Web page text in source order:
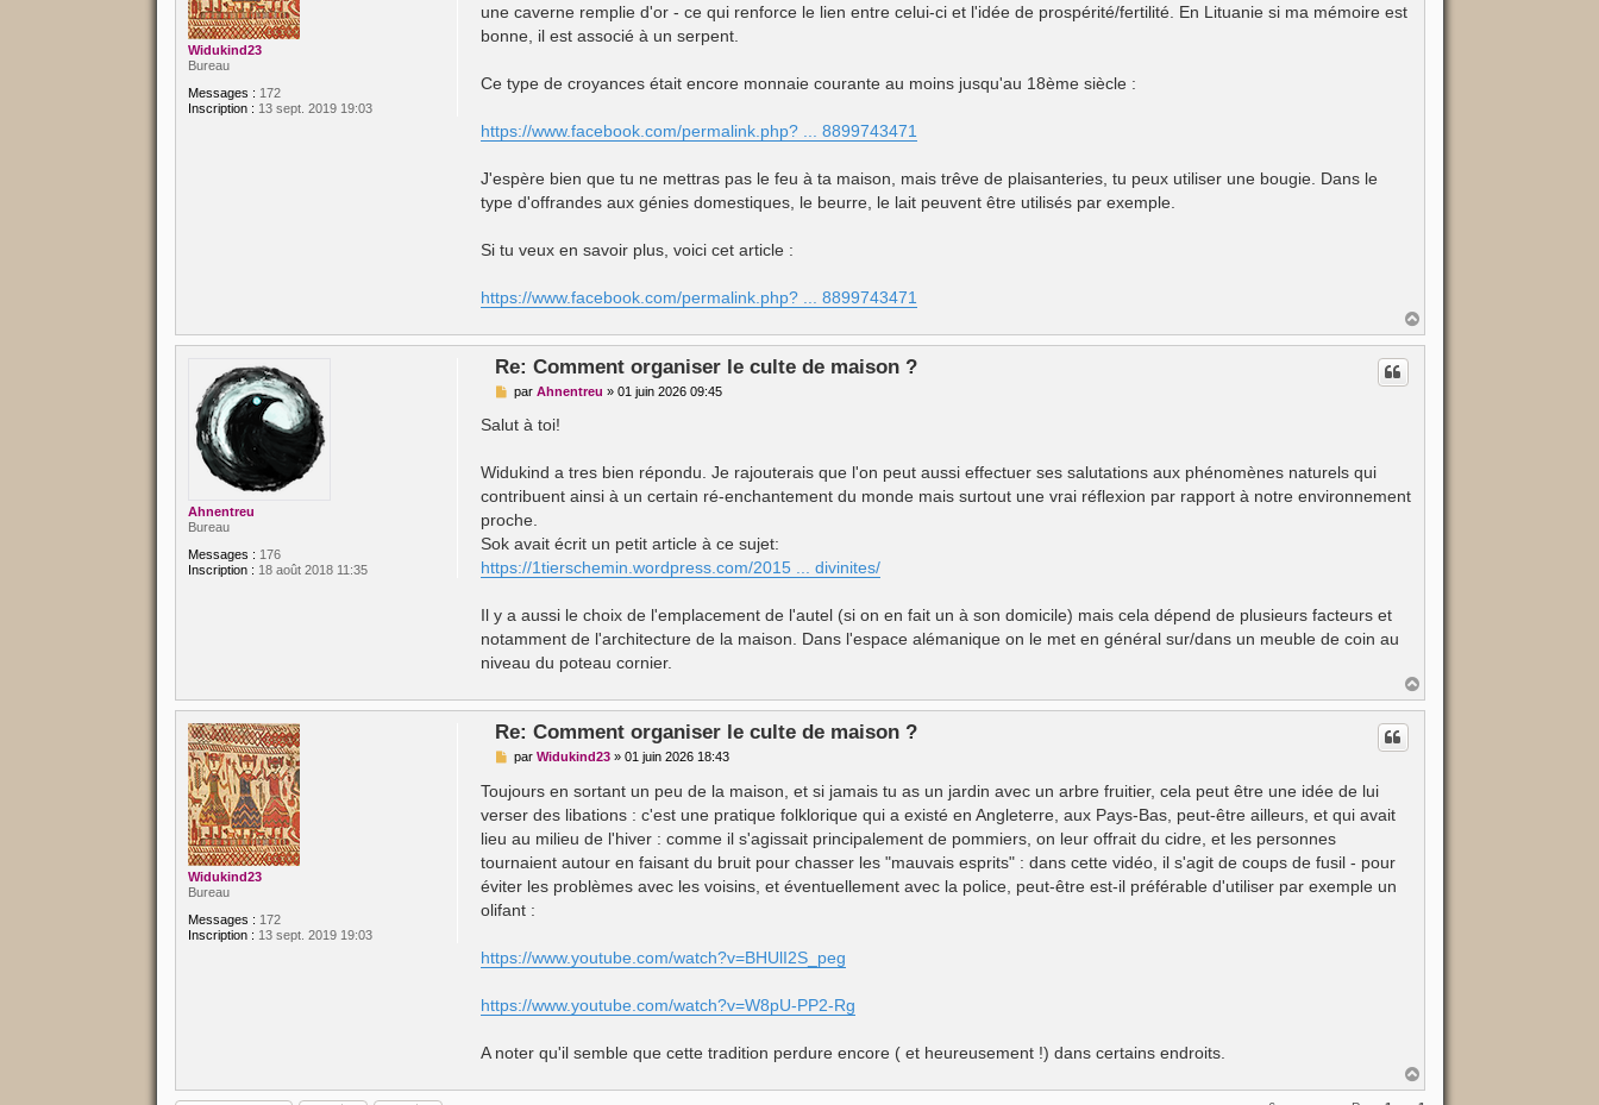
Widukind23
Bureau
Messages : 172
Inscription : 13 sept. 2019 19:03
e
une caverne remplie d'or - ce qui renforce le lien entre celui-ci et l'idée de prospérité/fertilité. En Lituanie si ma mémoire est
bonne, il est associé à un serpent.
Ce type de croyances était encore monnaie courante au moins jusqu'au 18ème siècle :
https://www.facebook.com/permalink.php? ... 8899743471
J'espère bien que tu ne mettras pas le feu à ta maison, mais trêve de plaisanteries, tu peux utiliser une bougie. Dans le
type d'offrandes aux génies domestiques, le beurre, le lait peuvent être utilisés par exemple.
Si tu veux en savoir plus, voici cet article :
https://www.facebook.com/permalink.php? ... 8899743471
a
u
Ahnentreu
Bureau
Messages : 176
Inscription : 18 août 2018 11:35
Re: Comment organiser le culte de maison ?
M
s
g
e
parAhnentreu »01 juin 2026 09:45
Salut à toi!
Widukind a tres bien répondu. Je rajouterais que l'on peut aussi effectuer ses salutations aux phénomènes naturels qui
contribuent ainsi à un certain ré-enchantement du monde mais surtout une vrai réflexion par rapport à notre environnement
proche.
Sok avait écrit un petit article à ce sujet:
https://1tierschemin.wordpress.com/2015 ... divinites/
Il y a aussi le choix de l'emplacement de l'autel (si on en fait un à son domicile) mais cela dépend de plusieurs facteurs et
notamment de l'architecture de la maison. Dans l'espace alémanique on le met en général sur/dans un meuble de coin au
niveau du poteau cornier.
a
u
Widukind23
Bureau
Messages : 172
Inscription : 13 sept. 2019 19:03
Re: Comment organiser le culte de maison ?
M
s
s
a
e
parWidukind23 »01 juin 2026 18:43
Toujours en sortant un peu de la maison, et si jamais tu as un jardin avec un arbre fruitier, cela peut être une idée de lui
verser des libations : c'est une pratique folklorique qui a existé en Angleterre, aux Pays-Bas, peut-être ailleurs, et qui avait
lieu au milieu de l'hiver : comme il s'agissait principalement de pommiers, on leur offrait du cidre, et les personnes
tournaient autour en faisant du bruit pour chasser les "mauvais esprits" : dans cette vidéo, il s'agit de coups de fusil - pour
éviter les problèmes avec les voisins, et éventuellement avec la police, peut-être est-il préférable d'utiliser par exemple un
olifant :
https://www.youtube.com/watch?v=BHUlI2S_peg
https://www.youtube.com/watch?v=W8pU-PP2-Rg
A noter qu'il semble que cette tradition perdure encore ( et heureusement !) dans certains endroits.
a